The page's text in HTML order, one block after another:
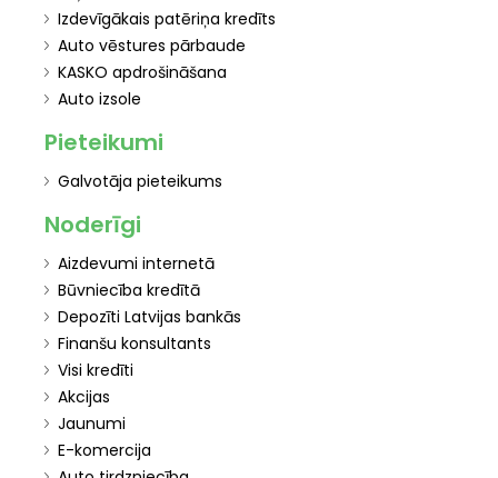
Izdevīgākais patēriņa kredīts
Auto vēstures pārbaude
KASKO apdrošināšana
Auto izsole
Pieteikumi
Galvotāja pieteikums
Noderīgi
Aizdevumi internetā
Būvniecība kredītā
Depozīti Latvijas bankās
Finanšu konsultants
Visi kredīti
Akcijas
Jaunumi
E-komercija